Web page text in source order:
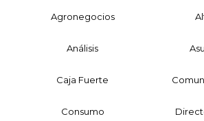
Agronegocios
Análisis
Caja Fuerte
Consumo